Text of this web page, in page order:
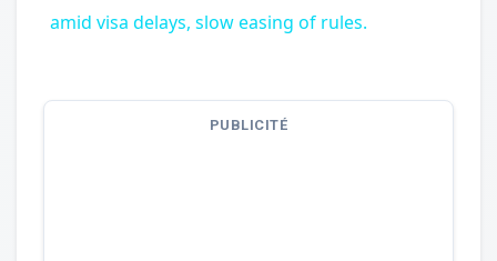
amid visa delays, slow easing of rules.
PUBLICITÉ